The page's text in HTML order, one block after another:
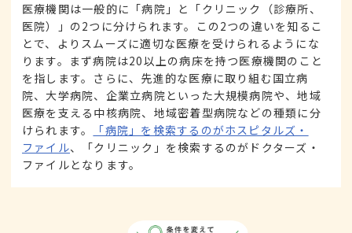
医療機関は一般的に「病院」と「クリニック（診療所、
医院）」の2つに分けられます。この2つの違いを知るこ
とで、よりスムーズに適切な医療を受けられるようにな
ります。まず病院は20以上の病床を持つ医療機関のこと
を指します。さらに、先進的な医療に取り組む国立病
院、大学病院、企業立病院といった大規模病院や、地域
医療を支える中核病院、地域密着型病院などの種類に分
けられます。
「病院」を検索するのがホスピタルズ・
ファイル、「クリニック」を検索するのがドクターズ・
ファイルとなります。